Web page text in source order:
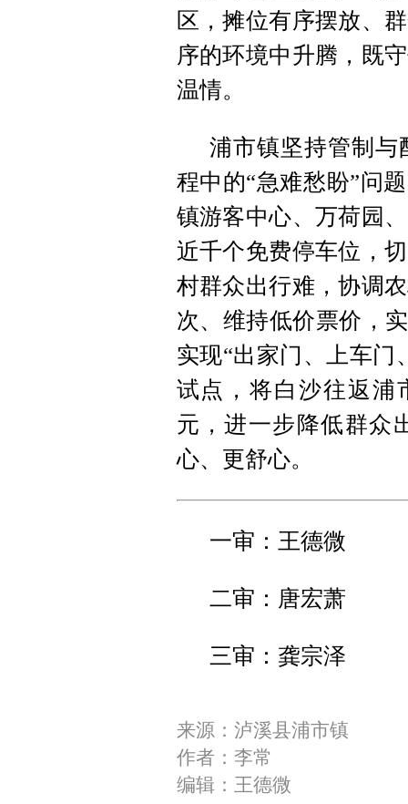
区，摊位有序摆放、
序的环境中升腾，既
温情。
浦市镇坚持管制与
程中的“急难愁盼”问
镇游客中心、万荷园
近千个免费停车位，
村群众出行难，协调
次、维持低价票价，
实现“出家门、上车门
试点，将白沙往返浦
元，进一步降低群众
心、更舒心。
一审：王德微
二审：唐宏萧
三审：龚宗泽
来源：泸溪县浦市镇
作者：李常
编辑：王德微